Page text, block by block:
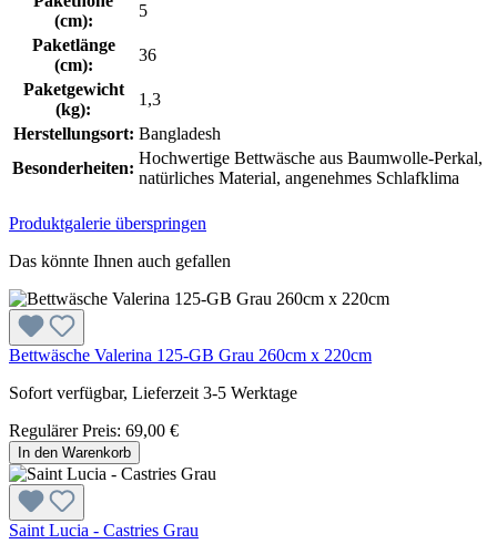
(cm):
5
Paketlänge
(cm):
36
Paketgewicht
(kg):
1,3
Herstellungsort: Bangladesh
Besonderheiten:
Hochwertige Bettwäsche aus Baumwolle-Perkal,
natürliches Material, angenehmes Schlafklima
Produktgalerie überspringen
Das könnte Ihnen auch gefallen
Bettwäsche Valerina 125-GB Grau 260cm x 220cm
Sofort verfügbar, Lieferzeit 3-5 Werktage
Regulärer Preis: 69,00 €
In den Warenkorb
Saint Lucia - Castries Grau